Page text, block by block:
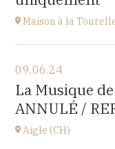
Go to site
Maison à la
Maison à la Tourelle
10 place de la Loi,
at17H00
09.06.24
La Musique
ANNULÉ /
Aigle (CH)